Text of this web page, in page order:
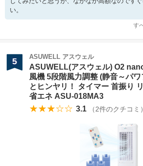
い。
す
5 ASUWELL アスウェル
ASUWELL(アスウェル) O2
風機 5段階風力調整 (静音～パ
とヒンヤリ！ タイマー 首振り
省エネ ASU-018MA3
★★★☆☆ 3.1 （2件のクチコミ）